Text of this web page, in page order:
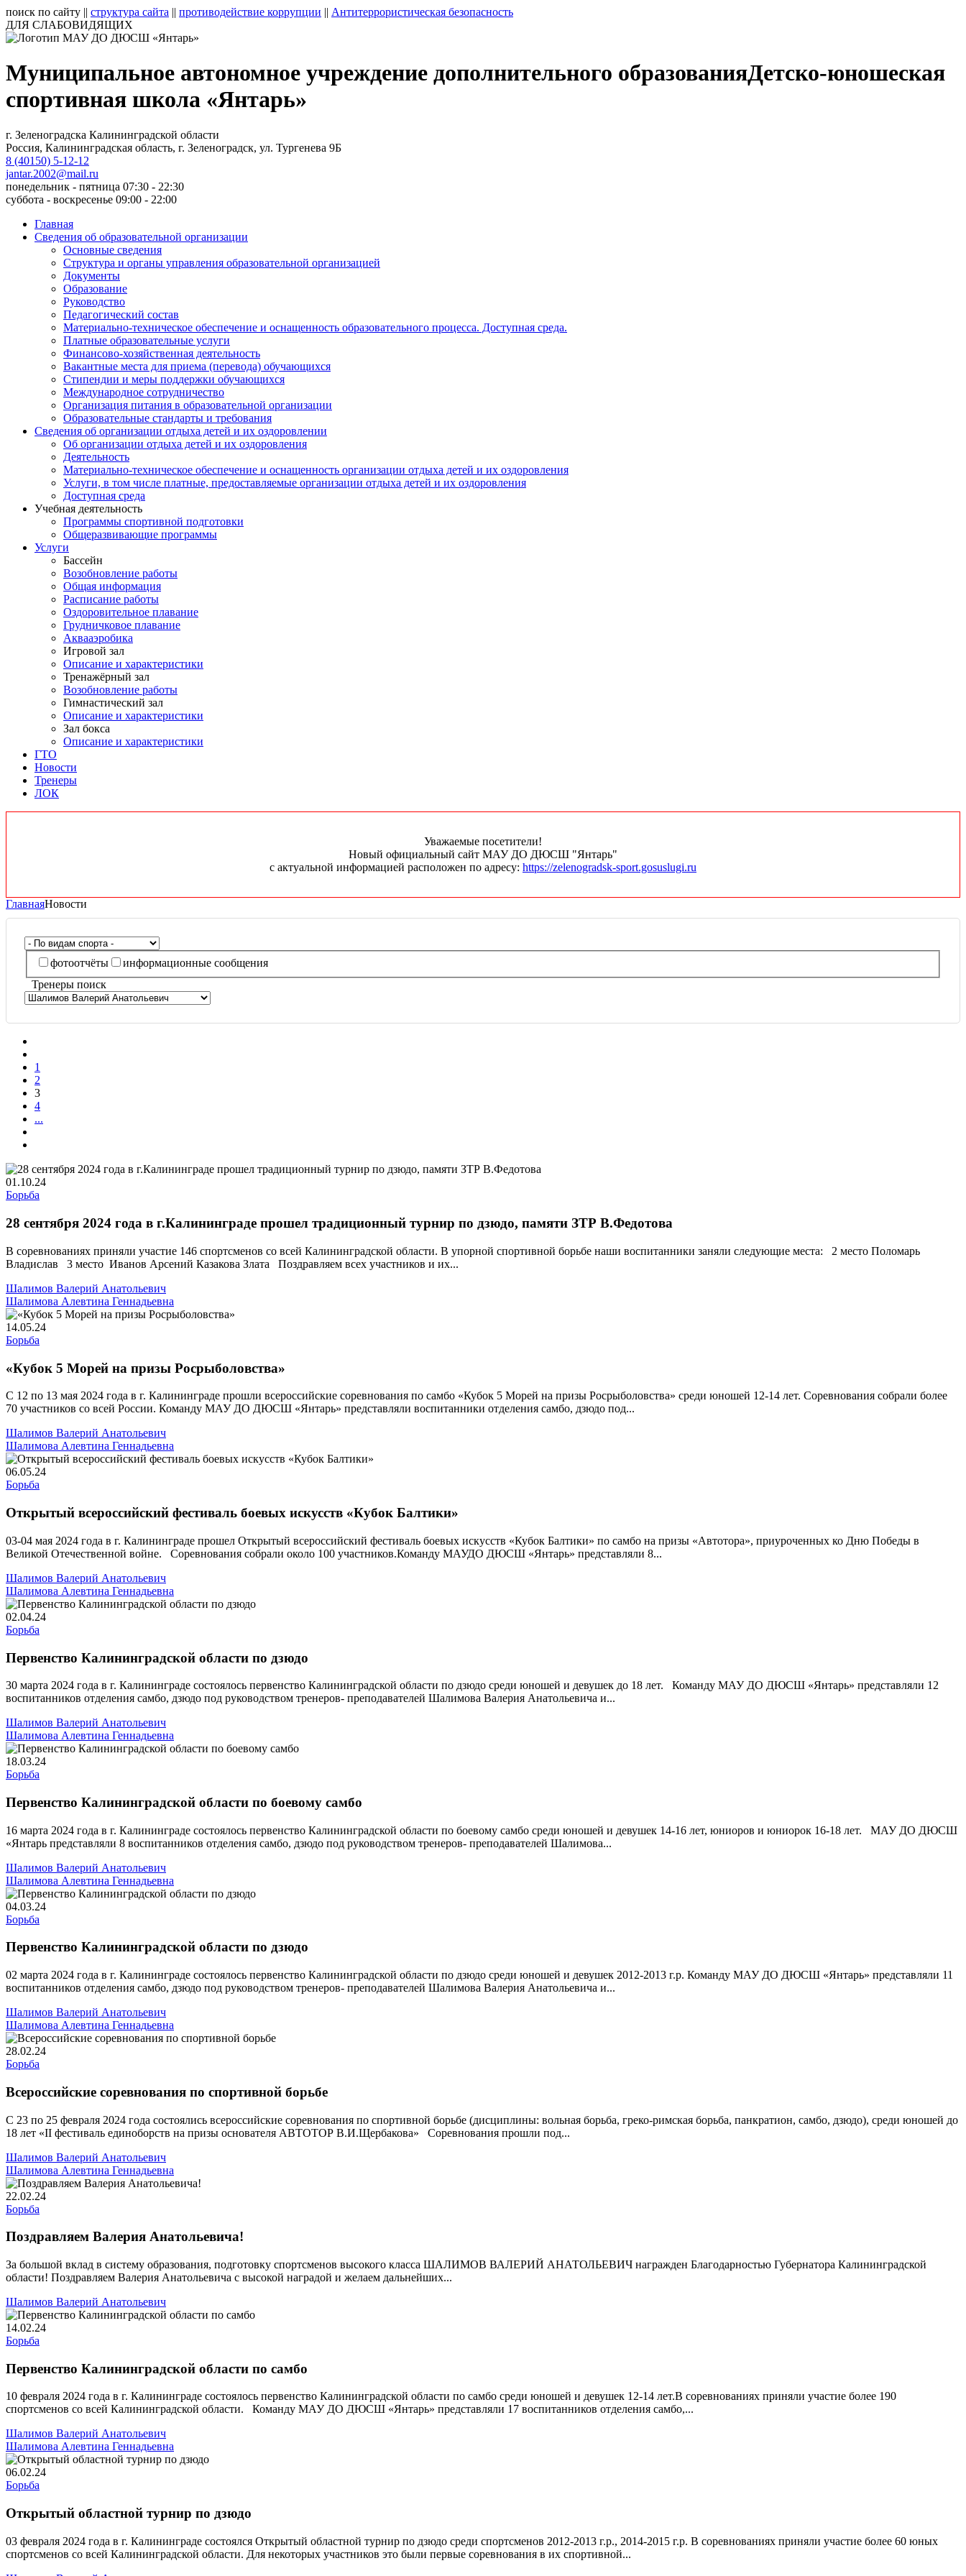
поиск по сайту || структура сайта || противодействие коррупции || Антитеррористическая безопасность
ДЛЯ СЛАБОВИДЯЩИХ
Муниципальное автономное учреждение дополнительного образованияДетско-юношеская
спортивная школа «Янтарь»
г. Зеленоградска Калининградской области
Россия, Калининградская область, г. Зеленоградск, ул. Тургенева 9Б
8 (40150) 5-12-12
jantar.2002@mail.ru
понедельник - пятница 07:30 - 22:30
суббота - воскресенье 09:00 - 22:00
Главная
Сведения об образовательной организации
Основные сведения
Структура и органы управления образовательной организацией
Документы
Образование
Руководство
Педагогический состав
Материально-техническое обеспечение и оснащенность образовательного процесса. Доступная среда.
Платные образовательные услуги
Финансово-хозяйственная деятельность
Вакантные места для приема (перевода) обучающихся
Стипендии и меры поддержки обучающихся
Международное сотрудничество
Организация питания в образовательной организации
Образовательные стандарты и требования
Сведения об организации отдыха детей и их оздоровлении
Об организации отдыха детей и их оздоровления
Деятельность
Материально-техническое обеспечение и оснащенность организации отдыха детей и их оздоровления
Услуги, в том числе платные, предоставляемые организации отдыха детей и их оздоровления
Доступная среда
Учебная деятельность
Программы спортивной подготовки
Общеразвивающие программы
Услуги
Бассейн
Возобновление работы
Общая информация
Расписание работы
Оздоровительное плавание
Грудничковое плавание
Аквааэробика
Игровой зал
Описание и характеристики
Тренажёрный зал
Возобновление работы
Гимнастический зал
Описание и характеристики
Зал бокса
Описание и характеристики
ГТО
Новости
Тренеры
ЛОК
Уважаемые посетители!
Новый официальный сайт МАУ ДО ДЮСШ "Янтарь"
с актуальной информацией расположен по адресу: https://zelenogradsk-sport.gosuslugi.ru
ГлавнаяНовости
фотоотчёты
информационные сообщения
Тренеры поиск
1
2
3
4
...
01.10.24
Борьба
28 сентября 2024 года в г.Калининграде прошел традиционный турнир по дзюдо, памяти ЗТР В.Федотова
В соревнованиях приняли участие 146 спортсменов со всей Калининградской области. В упорной спортивной борьбе наши воспитанники заняли следующие места: 2 место Поломарь
Владислав 3 место Иванов Арсений Казакова Злата Поздравляем всех участников и их...
Шалимов Валерий Анатольевич
Шалимова Алевтина Геннадьевна
14.05.24
Борьба
«Кубок 5 Морей на призы Росрыболовства»
С 12 по 13 мая 2024 года в г. Калининграде прошли всероссийские соревнования по самбо «Кубок 5 Морей на призы Росрыболовства» среди юношей 12-14 лет. Соревнования собрали более
70 участников со всей России. Команду МАУ ДО ДЮСШ «Янтарь» представляли воспитанники отделения самбо, дзюдо под...
Шалимов Валерий Анатольевич
Шалимова Алевтина Геннадьевна
06.05.24
Борьба
Открытый всероссийский фестиваль боевых искусств «Кубок Балтики»
03-04 мая 2024 года в г. Калининграде прошел Открытый всероссийский фестиваль боевых искусств «Кубок Балтики» по самбо на призы «Автотора», приуроченных ко Дню Победы в
Великой Отечественной войне. Соревнования собрали около 100 участников.Команду МАУДО ДЮСШ «Янтарь» представляли 8...
Шалимов Валерий Анатольевич
Шалимова Алевтина Геннадьевна
02.04.24
Борьба
Первенство Калининградской области по дзюдо
30 марта 2024 года в г. Калининграде состоялось первенство Калининградской области по дзюдо среди юношей и девушек до 18 лет. Команду МАУ ДО ДЮСШ «Янтарь» представляли 12
воспитанников отделения самбо, дзюдо под руководством тренеров- преподавателей Шалимова Валерия Анатольевича и...
Шалимов Валерий Анатольевич
Шалимова Алевтина Геннадьевна
18.03.24
Борьба
Первенство Калининградской области по боевому самбо
16 марта 2024 года в г. Калининграде состоялось первенство Калининградской области по боевому самбо среди юношей и девушек 14-16 лет, юниоров и юниорок 16-18 лет. МАУ ДО ДЮСШ
«Янтарь представляли 8 воспитанников отделения самбо, дзюдо под руководством тренеров- преподавателей Шалимова...
Шалимов Валерий Анатольевич
Шалимова Алевтина Геннадьевна
04.03.24
Борьба
Первенство Калининградской области по дзюдо
02 марта 2024 года в г. Калининграде состоялось первенство Калининградской области по дзюдо среди юношей и девушек 2012-2013 г.р. Команду МАУ ДО ДЮСШ «Янтарь» представляли 11
воспитанников отделения самбо, дзюдо под руководством тренеров- преподавателей Шалимова Валерия Анатольевича и...
Шалимов Валерий Анатольевич
Шалимова Алевтина Геннадьевна
28.02.24
Борьба
Всероссийские соревнования по спортивной борьбе
С 23 по 25 февраля 2024 года состоялись всероссийские соревнования по спортивной борьбе (дисциплины: вольная борьба, греко-римская борьба, панкратион, самбо, дзюдо), среди юношей до
18 лет «II фестиваль единоборств на призы основателя АВТОТОР В.И.Щербакова» Соревнования прошли под...
Шалимов Валерий Анатольевич
Шалимова Алевтина Геннадьевна
22.02.24
Борьба
Поздравляем Валерия Анатольевича!
За большой вклад в систему образования, подготовку спортсменов высокого класса ШАЛИМОВ ВАЛЕРИЙ АНАТОЛЬЕВИЧ награжден Благодарностью Губернатора Калининградской
области! Поздравляем Валерия Анатольевича с высокой наградой и желаем дальнейших...
Шалимов Валерий Анатольевич
14.02.24
Борьба
Первенство Калининградской области по самбо
10 февраля 2024 года в г. Калининграде состоялось первенство Калининградской области по самбо среди юношей и девушек 12-14 лет.В соревнованиях приняли участие более 190
спортсменов со всей Калининградской области. Команду МАУ ДО ДЮСШ «Янтарь» представляли 17 воспитанников отделения самбо,...
Шалимов Валерий Анатольевич
Шалимова Алевтина Геннадьевна
06.02.24
Борьба
Открытый областной турнир по дзюдо
03 февраля 2024 года в г. Калининграде состоялся Открытый областной турнир по дзюдо среди спортсменов 2012-2013 г.р., 2014-2015 г.р. В соревнованиях приняли участие более 60 юных
спортсменов со всей Калининградской области. Для некоторых участников это были первые соревнования в их спортивной...